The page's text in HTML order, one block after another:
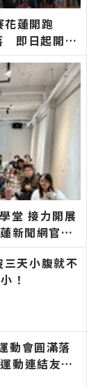
花蓮開跑
最快速的今
堂 接力開展
新聞網官方
最新的在地
天小腹就不
！
動會圓滿落
動連結友